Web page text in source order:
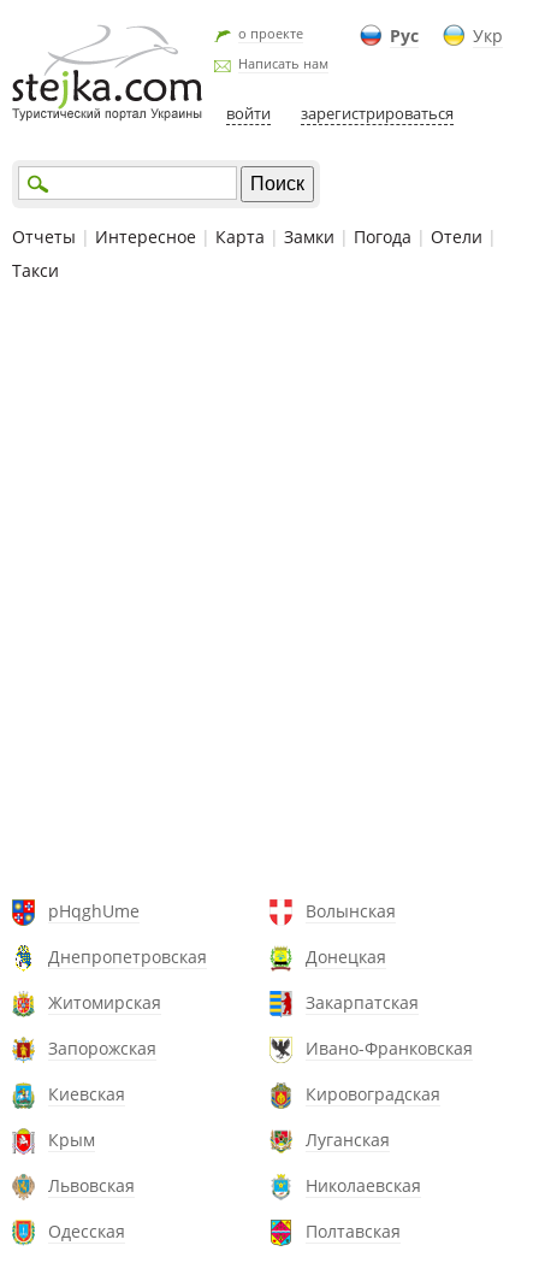
Рус Укр
о проекте
Написать нам
войти зарегистрироваться
Отчеты | Интересное | Карта | Замки | Погода | Отели |
Такси
pHqghUme
Волынская
Днепропетровская
Донецкая
Житомирская
Закарпатская
Запорожская
Ивано-Франковская
Киевская
Кировоградская
Крым
Луганская
Львовская
Николаевская
Одесская
Полтавская